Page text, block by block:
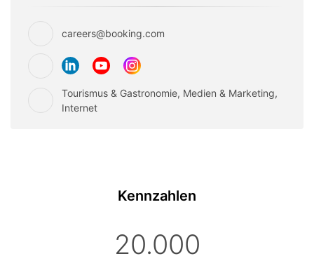
careers@booking.com
Tourismus & Gastronomie, Medien & Marketing,
Internet
Kennzahlen
20.000